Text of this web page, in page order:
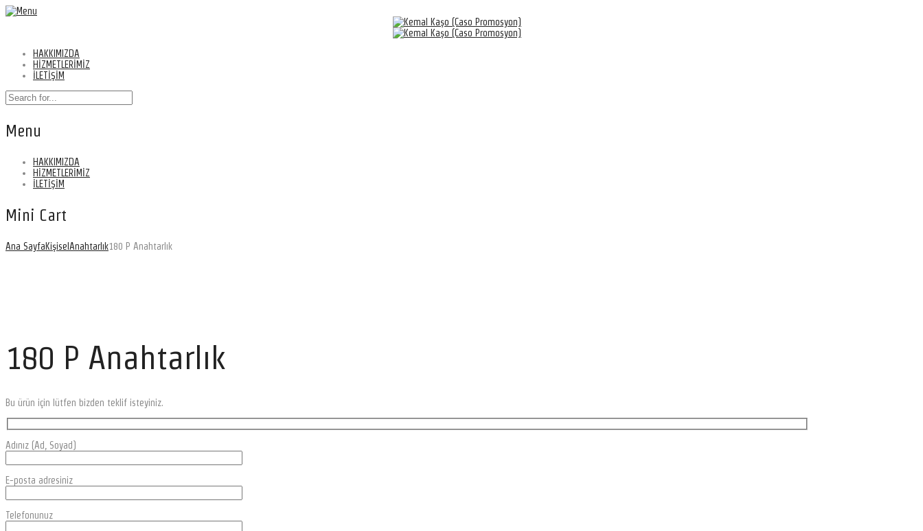
HAKKIMIZDA
HİZMETLERİMİZ
İLETİŞİM
Menu
HAKKIMIZDA
HİZMETLERİMİZ
İLETİŞİM
Mini Cart
Ana SayfaKişisel Anahtarlık180 P Anahtarlık
180 P Anahtarlık
Bu ürün için lütfen bizden teklif isteyiniz.
Adınız (Ad, Soyad)
E-posta adresiniz
Telefonunuz